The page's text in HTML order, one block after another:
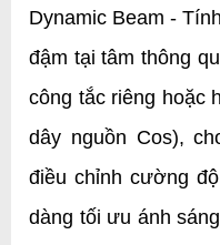
Dynamic Beam -
đậm tại tâm thông
công tắc riêng hoặc
dây nguồn Cos),
điều chỉnh cường
dàng tối ưu ánh